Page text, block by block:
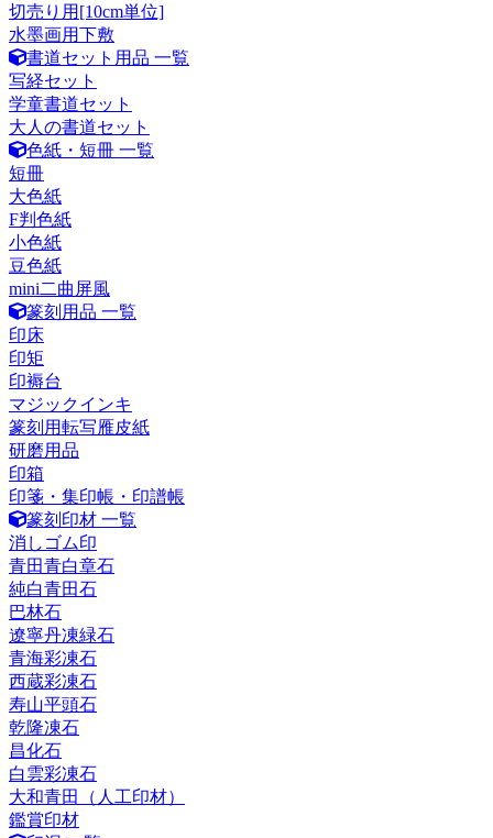
切売り用[10cm単位]
水墨画用下敷
書道セット用品 一覧
写経セット
学童書道セット
大人の書道セット
色紙・短冊 一覧
短冊
大色紙
F判色紙
小色紙
豆色紙
mini二曲屏風
篆刻用品 一覧
印床
印矩
印褥台
マジックインキ
篆刻用転写雁皮紙
研磨用品
印箱
印箋・集印帳・印譜帳
篆刻印材 一覧
消しゴム印
青田青白章石
純白青田石
巴林石
遼寧丹凍緑石
青海彩凍石
西蔵彩凍石
寿山平頭石
乾隆凍石
昌化石
白雲彩凍石
大和青田（人工印材）
鑑賞印材